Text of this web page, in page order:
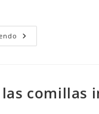
Elegir
Texto
comillas